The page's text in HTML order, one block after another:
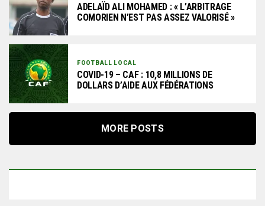
ADELAÏD ALI MOHAMED : « L’ARBITRAGE
COMORIEN N’EST PAS ASSEZ VALORISÉ »
FOOTBALL LOCAL
COVID-19 – CAF : 10,8 MILLIONS DE
DOLLARS D’AIDE AUX FÉDÉRATIONS
MORE POSTS